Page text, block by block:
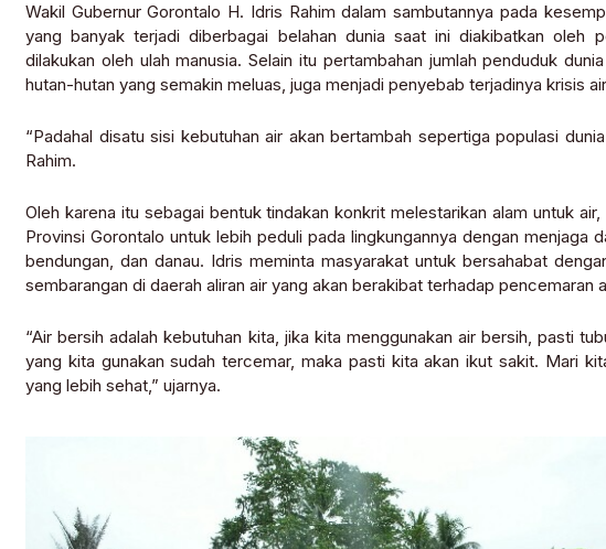
Wakil Gubernur Gorontalo H. Idris Rahim dalam sambutannya pada
yang banyak terjadi diberbagai belahan dunia saat ini diakibatkan oleh
dilakukan oleh ulah manusia. Selain itu pertambahan jumlah penduduk
hutan-hutan yang semakin meluas, juga menjadi penyebab terjadinya krisis
“Padahal disatu sisi kebutuhan air akan bertambah sepertiga populasi
Rahim.
Oleh karena itu sebagai bentuk tindakan konkrit melestarikan alam untuk
Provinsi Gorontalo untuk lebih peduli pada lingkungannya dengan menjaga
bendungan, dan danau. Idris meminta masyarakat untuk bersahabat
sembarangan di daerah aliran air yang akan berakibat terhadap pencemaran
“Air bersih adalah kebutuhan kita, jika kita menggunakan air bersih, pasti
yang kita gunakan sudah tercemar, maka pasti kita akan ikut sakit. Mari
yang lebih sehat,” ujarnya.